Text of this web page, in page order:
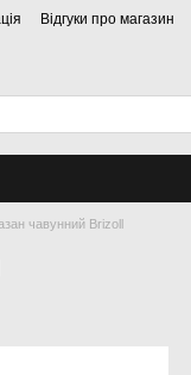
Відгуки про магазин
чавунний Brizoll